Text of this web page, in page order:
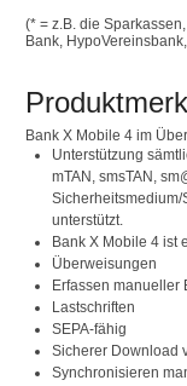
(* = z.B. die
Bank,
Bank X Mobile 4 im
Unterstützung
mTAN, smsTAN,
Sicherheitsmedium/
unterstützt.
Bank X Mobile 4 ist
Überweisungen
Erfassen manueller
Lastschriften
SEPA-fähig
Sicherer Download
Synchronisieren